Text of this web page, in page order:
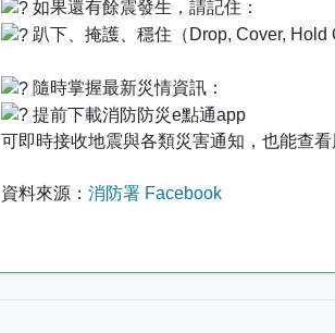
如果還有餘震發生，請記住：
趴下、掩護、穩住（Drop, Cover, Hold
隨時掌握最新災情資訊：
提前下載消防防災e點通app
可即時接收地震與各類災害通知，也能查看
資料來源： 消防署 Facebook